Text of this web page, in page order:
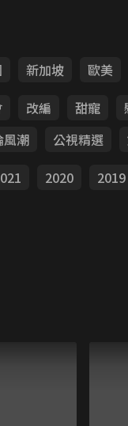
新加坡 歐美
改編 甜寵
風潮 公視精選
2020 2019